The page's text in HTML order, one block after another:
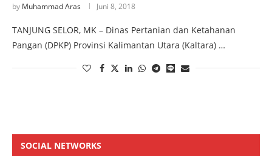
by Muhammad Aras Juni 8, 2018
TANJUNG SELOR, MK – Dinas Pertanian dan Ketahanan
Pangan (DPKP) Provinsi Kalimantan Utara (Kaltara) …
SOCIAL NETWORKS